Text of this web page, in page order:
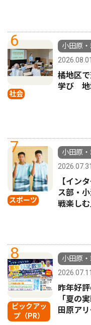
6
社会
小田原
2026.08.01
橘地区
学び 地
7
スポーツ
小田原
2026.07.31
【イン
ス部・
戦楽しむ
8
ピックアッ
プ（PR）
小田原
2026.07.11
昨年好
「夏の
田原ア